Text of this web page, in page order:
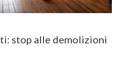
stop alle demolizioni